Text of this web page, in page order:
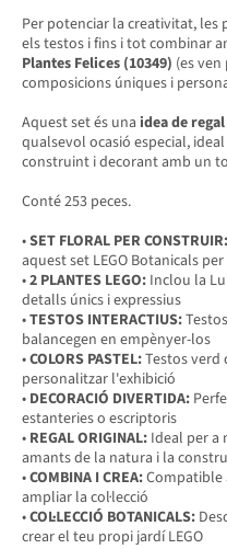
Per potenciar la creativitat,
els testos i fins i tot combinar
Plantes Felices (10349) (es
composicions úniques i
Aquest set és una idea de
qualsevol ocasió especial,
construint i decorant amb un
Conté 253 peces.
•SET FLORAL PER CONSTRUIR:
aquest set LEGO Botanicals
•2 PLANTES LEGO: Inclou la
detalls únics i expressius
•TESTOS INTERACTIUS:
balancegen en empènyer-los
•COLORS PASTEL:Testos verd
personalitzar l'exhibició
• DECORACIÓ DIVERTIDA:
estanteries o escriptoris
• REGAL ORIGINAL: Ideal per a
amants de la natura i la
•COMBINA I CREA:Compatible
ampliar la col·lecció
•COL·LECCIÓ BOTANICALS:
crear el teu propi jardí LEGO